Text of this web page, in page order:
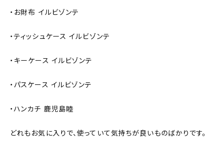
・お財布 イルビゾンテ
・ティッシュケース イルビゾンテ
・キーケース イルビゾンテ
・パスケース イルビゾンテ
・ハンカチ 鹿児島睦
どれもお気に入りで、使っていて気持ちが良いものばかりです。